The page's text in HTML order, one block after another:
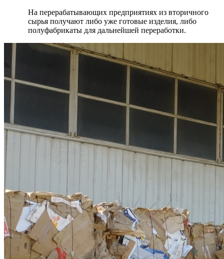
На перерабатывающих предприятиях из вторичного
сырья получают либо уже готовые изделия, либо
полуфабрикаты для дальнейшей переработки.